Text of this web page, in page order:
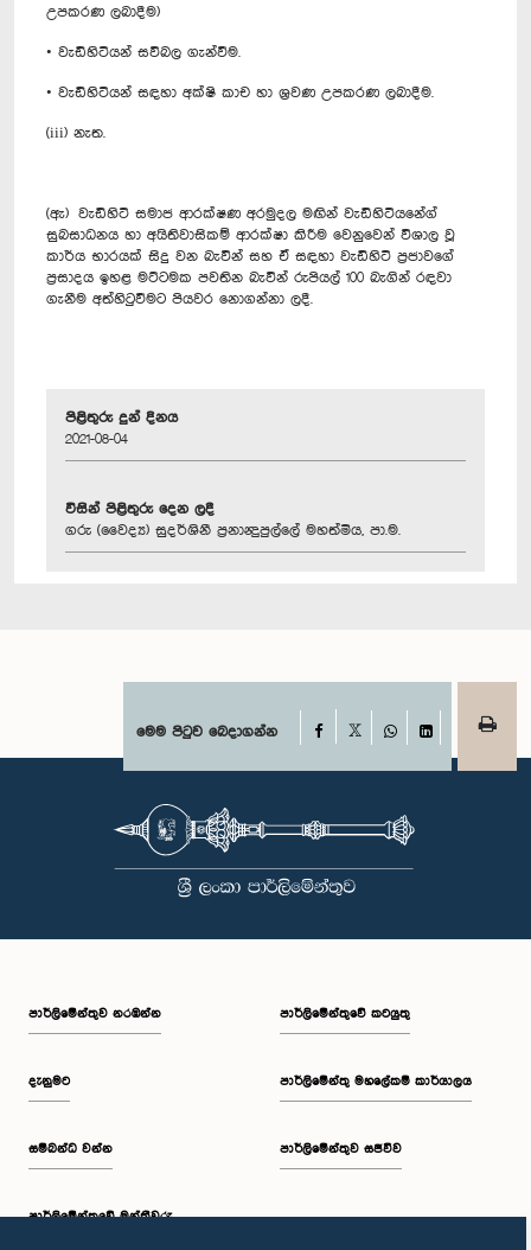
උපකරණ ලබාදීම)
• වැඩිහිටියන් සවිබල ගැන්වීම.
• වැඩිහිටියන් සඳහා අක්ෂි කාච හා ශ්‍රවණ උපකරණ ලබාදීම.
(iii) නැත.
(ඇ) වැඩිහිටි සමාජ ආරක්ෂණ අරමුදල මඟින් වැඩිහිටියන්‍ගේ
සුබසාධනය හා අයිතිවාසිකම් ආරක්ෂා කිරීම වෙනුවෙන් විශාල වූ
කාර්ය භාරයක් සිදු වන බැවින් සහ ඒ සඳහා වැඩිහිටි ප්‍රජාවගේ
ප්‍රසාදය ඉහළ මට්ටමක පවතින බැවින් රුපියල් 100 බැගින් රඳවා
ගැනීම අත්හිටුවීමට පියවර නොගන්නා ලදී.
පිළිතුරු දුන් දිනය
2021-08-04
විසින් පිළිතුරු දෙන ලදී
ගරු (වෛද්‍ය) සුදර්ශිනී ප්‍රනාන්‍දුපුල්ලේ මහත්මිය, පා.ම.
මෙම පිටුව බෙදාගන්න Facebook
WhatsAppLinkedIn
පාර්ලි‌මේන්තුව නරඹන්න
දැනුමට
සම්බන්ධ වන්න
පාර්ලි‌මේන්තුවේ මන්ත්‍රීවරු
පාර්ලිමේන්තුවේ කටයුතු
පාර්ලිමේන්තු මහලේකම් කාර්යාලය
පාර්ලිමේන්තුව සජීවීව